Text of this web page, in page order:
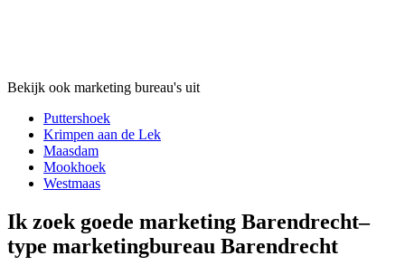
Bekijk ook marketing bureau's uit
Puttershoek
Krimpen aan de Lek
Maasdam
Mookhoek
Westmaas
Ik zoek goede marketing Barendrecht–
type marketingbureau Barendrecht